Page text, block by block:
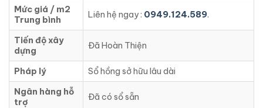
Mức giá / m2
Trung bình
Liên hệ ngay : 0949.124.589.
Tiến độ xây
dựng
Đã Hoàn Thiện
Pháp lý
Sổ hồng sở hữu lâu dài
Ngân hàng hỗ
trợ
Đã có sổ sẵn